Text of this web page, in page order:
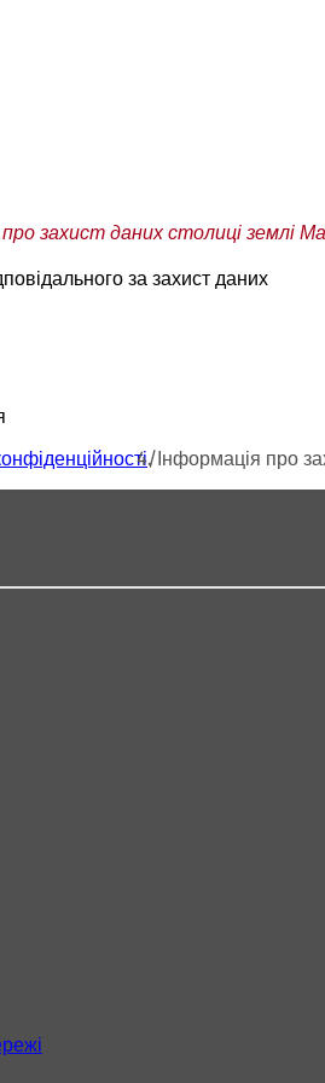
про захист даних столиці землі
за захист даних
Інформація про